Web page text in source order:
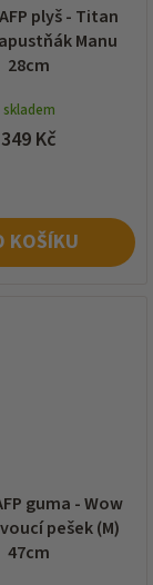
plyš - Titan
Manu
28cm
skladem
349 Kč
KOŠÍKU
guma - Wow
pešek (M)
47cm